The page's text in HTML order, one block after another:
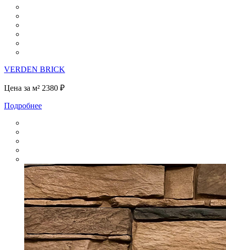
VERDEN BRICK
Цена за м² 2380 ₽
Подробнее